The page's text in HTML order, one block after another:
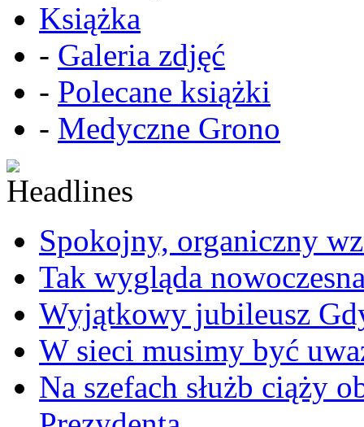
Książka
- Galeria zdjęć
- Polecane książki
- Medyczne Grono
Spokojny, organiczny
Tak wygląda
Wyjątkowy jubileusz
W sieci musimy być
Na szefach służb ciąży